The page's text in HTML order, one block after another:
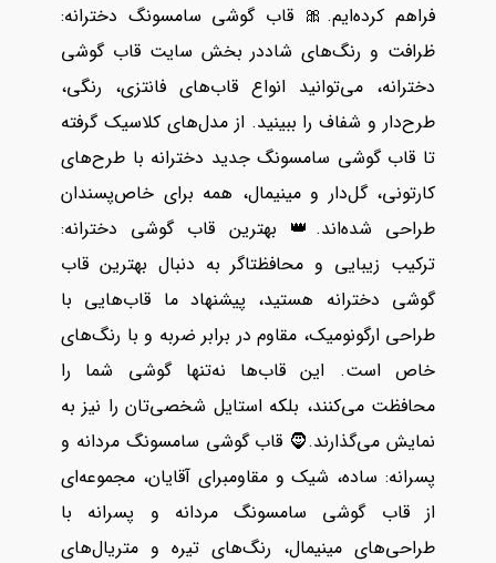
فراهم کرده‌ایم.🎀 قاب گوشی سامسونگ دخترانه:
ظرافت و رنگ‌های شاددر بخش سایت قاب گوشی
دخترانه، می‌توانید انواع قاب‌های فانتزی، رنگی،
طرح‌دار و شفاف را ببینید. از مدل‌های کلاسیک گرفته
تا قاب گوشی سامسونگ جدید دخترانه با طرح‌های
کارتونی، گل‌دار و مینیمال، همه برای خاص‌پسندان
طراحی شده‌اند.👑 بهترین قاب گوشی دخترانه:
ترکیب زیبایی و محافظتاگر به دنبال بهترین قاب
گوشی دخترانه هستید، پیشنهاد ما قاب‌هایی با
طراحی ارگونومیک، مقاوم در برابر ضربه و با رنگ‌های
خاص است. این قاب‌ها نه‌تنها گوشی شما را
محافظت می‌کنند، بلکه استایل شخصی‌تان را نیز به
نمایش می‌گذارند.🧔 قاب گوشی سامسونگ مردانه و
پسرانه: ساده، شیک و مقاومبرای آقایان، مجموعه‌ای
از قاب گوشی سامسونگ مردانه و پسرانه با
طراحی‌های مینیمال، رنگ‌های تیره و متریال‌های